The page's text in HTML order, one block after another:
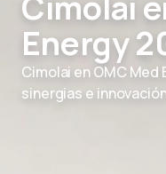
Energy
Cimolai en OMC
sinergias e